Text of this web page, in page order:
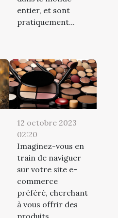
entier, et sont
pratiquement...
12 octobre 2023
02:20
Imaginez-vous en
train de naviguer
sur votre site e-
commerce
préféré, cherchant
à vous offrir des
produits...